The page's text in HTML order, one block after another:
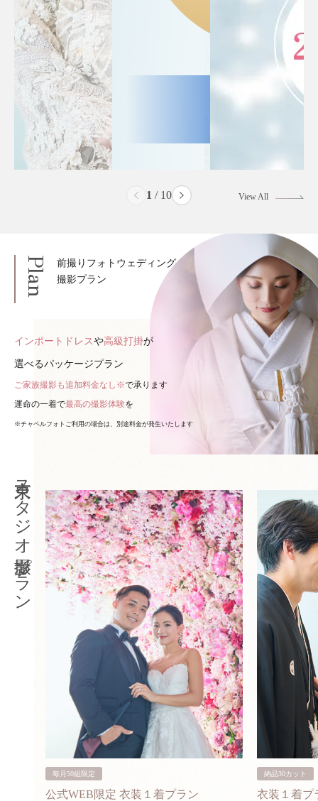
2 / 10 View All
Plan
前撮りフォトウェディング
撮影プラン
インポートドレスや高級打掛が
選べるパッケージプラン
ご家族撮影も追加料金なし※で承ります
運命の一着で最高の撮影体験を
※チャペルフォトご利用の場合は、別途料金が発生いたします
東京スタジオ撮影プラン
毎月50組限定
公式WEB限定 衣装１着プラン
納品30カット
衣装１着プ